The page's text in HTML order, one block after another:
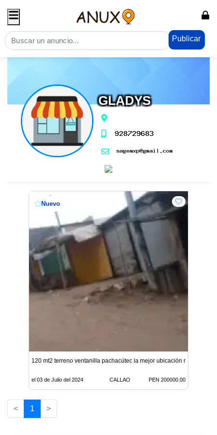
Publicar
GLADYS
Nuevo
120 mt2 terreno ventanilla pachacútec la mejor ubicación negociable
el 03 de Julio del 2024 CALLAO PEN 200000.00
< 1 >